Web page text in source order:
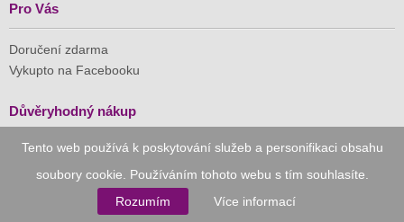
Tento web používá k poskytování služeb a personifikaci obsahu
soubory cookie. Používáním tohoto webu s tím souhlasíte.
Rozumím
Více informací
Pro Vás
Doručení zdarma
Vykupto na Facebooku
Důvěryhodný nákup
Naše společnost je členem Asociace pro elektronickou
komerci (APEK)